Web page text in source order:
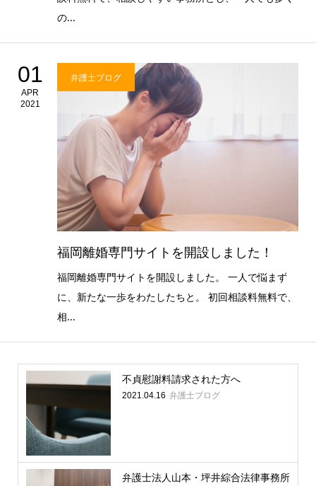
の...
01
APR
2021
弁護士ブログ
福岡離婚専門サイトを開設しました！
福岡離婚専門サイトを開設しました。 一人で悩まず
に、新たな一歩をわたしたちと。 初回相談料無料で、
相...
不貞慰謝料請求された方へ
2021.04.16 弁護士ブログ
弁護士法人山本・坪井綜合法律事務所